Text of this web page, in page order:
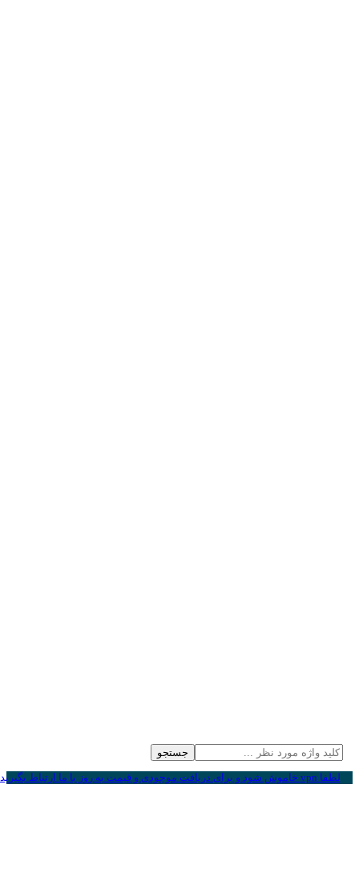
جستجو
لطفا vpn خاموش شود و برای دریافت موجودی و قیمت به روز با ما ارتباط بگیرید